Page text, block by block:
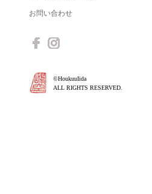
お問い合わせ
©HoukuuIida
ALL RIGHTS RESERVED.